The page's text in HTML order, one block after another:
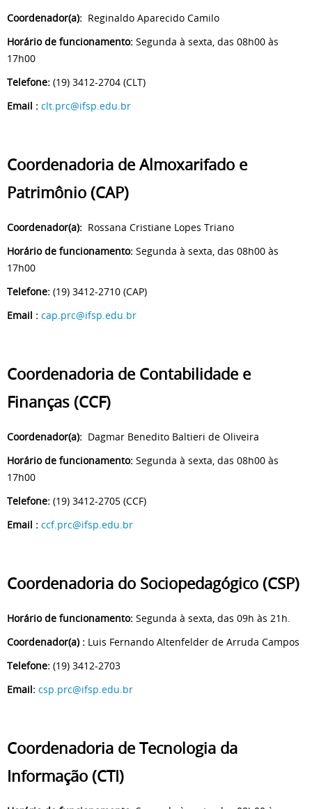
Coordenador(a): Reginaldo Aparecido Camilo
Horário de funcionamento: Segunda à sexta, das 08h00 às
17h00
Telefone: (19) 3412-2704 (CLT)
Email : clt.prc@ifsp.edu.br
Coordenadoria de Almoxarifado e
Patrimônio (CAP)
Coordenador(a): Rossana Cristiane Lopes Triano
Horário de funcionamento: Segunda à sexta, das 08h00 às
17h00
Telefone: (19) 3412-2710 (CAP)
Email : cap.prc@ifsp.edu.br
Coordenadoria de Contabilidade e
Finanças (CCF)
Coordenador(a): Dagmar Benedito Baltieri de Oliveira
Horário de funcionamento: Segunda à sexta, das 08h00 às
17h00
Telefone: (19) 3412-2705 (CCF)
Email : ccf.prc@ifsp.edu.br
Coordenadoria do Sociopedagógico (CSP)
Horário de funcionamento: Segunda à sexta, das 09h às 21h.
Coordenador(a) : Luis Fernando Altenfelder de Arruda Campos
Telefone: (19) 3412-2703
Email: csp.prc@ifsp.edu.br
Coordenadoria de Tecnologia da
Informação (CTI)